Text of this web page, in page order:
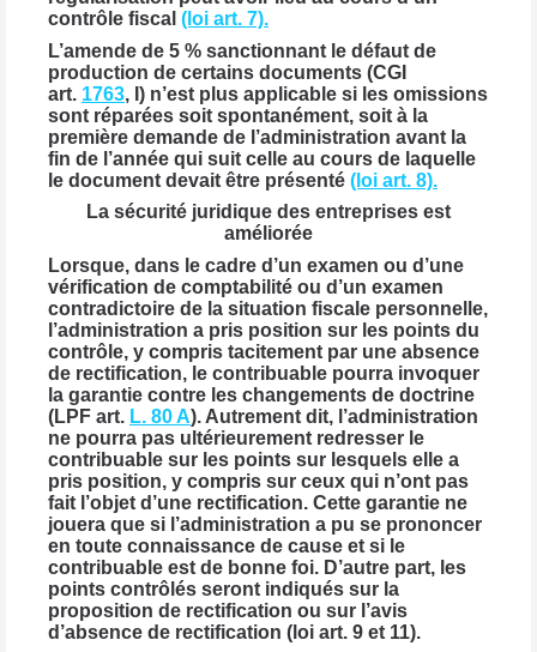
contrôle fiscal (loi art. 7).
L’amende de 5 % sanctionnant le défaut de
production de certains documents (CGI
art. 1763, I) n’est plus applicable si les omissions
sont réparées soit spontanément, soit à la
première demande de l’administration avant la
fin de l’année qui suit celle au cours de laquelle
le document devait être présenté (loi art. 8).
La sécurité juridique des entreprises est
améliorée
Lorsque, dans le cadre d’un examen ou d’une
vérification de comptabilité ou d’un examen
contradictoire de la situation fiscale personnelle,
l’administration a pris position sur les points du
contrôle, y compris tacitement par une absence
de rectification, le contribuable pourra invoquer
la garantie contre les changements de doctrine
(LPF art. L. 80 A). Autrement dit, l’administration
ne pourra pas ultérieurement redresser le
contribuable sur les points sur lesquels elle a
pris position, y compris sur ceux qui n’ont pas
fait l’objet d’une rectification. Cette garantie ne
jouera que si l’administration a pu se prononcer
en toute connaissance de cause et si le
contribuable est de bonne foi. D’autre part, les
points contrôlés seront indiqués sur la
proposition de rectification ou sur l’avis
d’absence de rectification (loi art. 9 et 11).